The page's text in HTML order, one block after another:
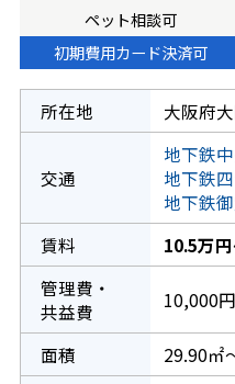
ペット相談可
初期費用カード決済可
所在地 大阪府
交通
地下鉄
地下鉄
地下鉄
賃料
10.5万
管理費・
共益費
10,000円
面積
29.90㎡